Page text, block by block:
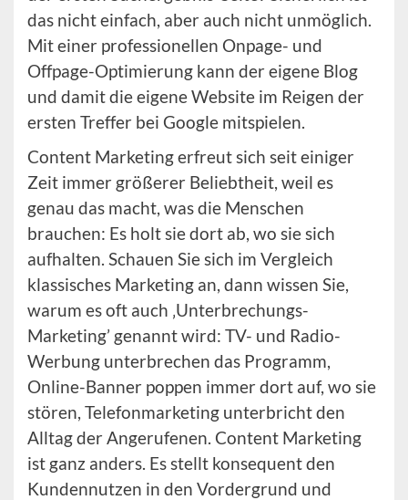
das nicht einfach, aber auch nicht unmöglich.
Mit einer professionellen Onpage- und
Offpage-Optimierung kann der eigene Blog
und damit die eigene Website im Reigen der
ersten Treffer bei Google mitspielen.
Content Marketing erfreut sich seit einiger
Zeit immer größerer Beliebtheit, weil es
genau das macht, was die Menschen
brauchen: Es holt sie dort ab, wo sie sich
aufhalten. Schauen Sie sich im Vergleich
klassisches Marketing an, dann wissen Sie,
warum es oft auch ‚Unterbrechungs-
Marketing’ genannt wird: TV- und Radio-
Werbung unterbrechen das Programm,
Online-Banner poppen immer dort auf, wo sie
stören, Telefonmarketing unterbricht den
Alltag der Angerufenen. Content Marketing
ist ganz anders. Es stellt konsequent den
Kundennutzen in den Vordergrund und